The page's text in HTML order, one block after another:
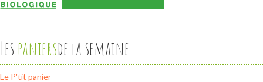
Les paniersde la semaine
Le P'tit panier